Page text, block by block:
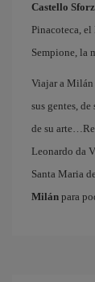
Castello
Pinacoteca,
Sempione, la
Viajar a Milán
sus gentes,
de su
Leonardo da
Santa Maria
Milán para